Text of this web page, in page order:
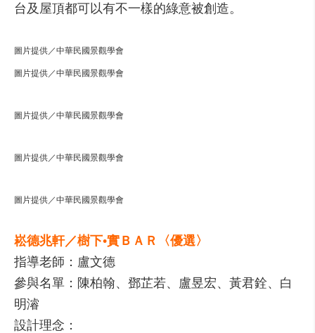
台及屋頂都可以有不一樣的綠意被創造。
圖片提供／中華民國景觀學會
圖片提供／中華民國景觀學會
圖片提供／中華民國景觀學會
圖片提供／中華民國景觀學會
圖片提供／中華民國景觀學會
崧德兆軒／樹下•實ＢＡＲ〈優選〉
指導老師：盧文德
參與名單：陳柏翰、鄧芷若、盧昱宏、黃君銓、白
明濬
設計理念：